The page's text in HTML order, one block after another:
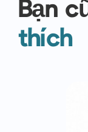
Bạn
thích